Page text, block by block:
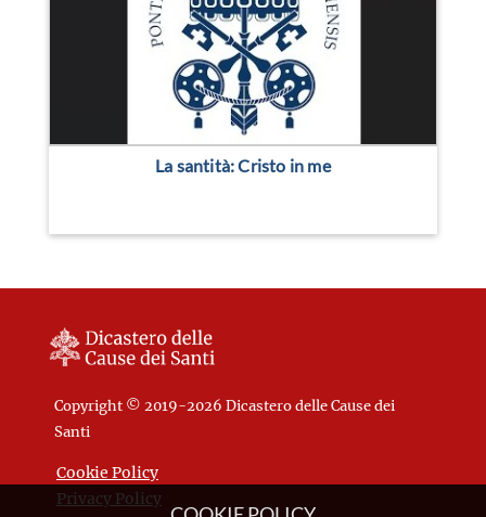
La santità: Cristo in me
Copyright © 2019-2026 Dicastero delle Cause dei
Santi
Cookie Policy
Privacy Policy